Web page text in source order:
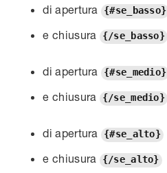
di apertura {#se_basso}
e chiusura {/se_basso}
di apertura {#se_medio}
e chiusura {/se_medio}
di apertura {#se_alto}
e chiusura {/se_alto}